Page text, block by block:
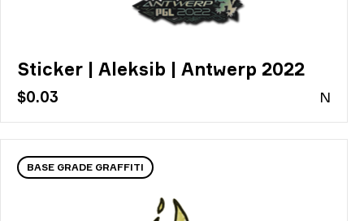
Sticker | Aleksib | Antwerp 2022
$0.03 N
BASE GRADE GRAFFITI